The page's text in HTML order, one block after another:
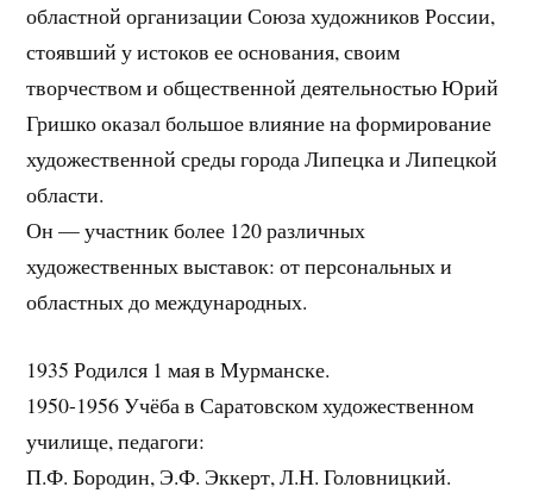
областной организации Союза художников России,
стоявший у истоков ее основания, своим
творчеством и общественной деятельностью Юрий
Гришко оказал большое влияние на формирование
художественной среды города Липецка и Липецкой
области.
Он — участник более 120 различных
художественных выставок: от персональных и
областных до международных.
1935 Родился 1 мая в Мурманске.
1950-1956 Учёба в Саратовском художественном
училище, педагоги:
П.Ф. Бородин, Э.Ф. Эккерт, Л.Н. Головницкий.